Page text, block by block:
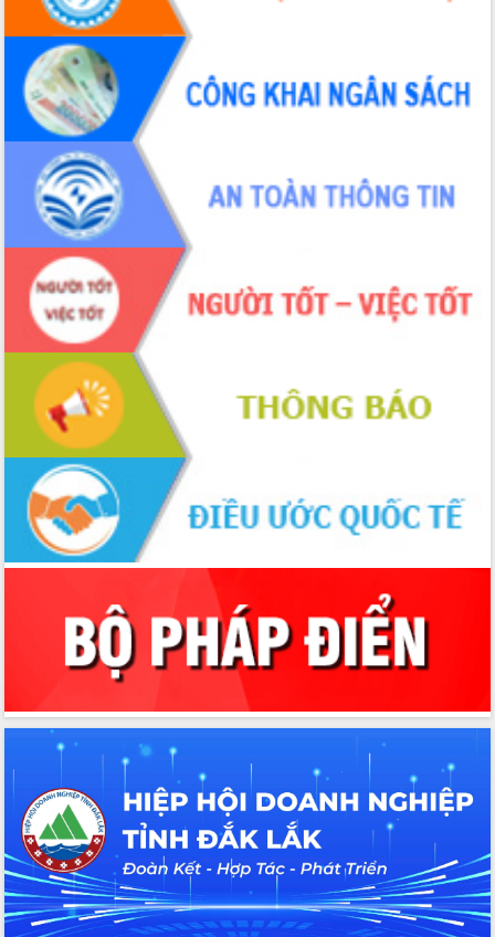
chuyển đổi số giai đoạn 2026 – 2030
với Tập đoàn Bưu chính Viễn thông
Việt Nam
Thứ trưởng Bộ Y tế làm việc với tỉnh
Đắk Lắk về phát triển nhân lực y tế
cho trạm y tế cấp xã
Du lịch Đắk Lắk nâng tầm trải nghiệm
du khách thông qua Hệ thống cơ sở dữ
liệu và Bản đồ số
Tập huấn ứng dụng trí tuệ nhân tạo (AI)
trong thương mại điện tử năm 2026
Đoàn đại biểu Quốc hội tỉnh Đắk Lắk
trao đổi thông tin trước Kỳ họp thứ
nhất, Quốc hội khóa XVI
Quyết liệt cải cách hành chính, khơi
thông nguồn lực phát triển
Nâng cao hiệu lực, hiệu quả HĐND
tỉnh thông qua hiện đại hóa hành chính
Xã Ea Phê gắn cải cách hành chính với
chuyển đổi số
Phó Chủ tịch Thường trực UBND tỉnh
Hồ Thị Nguyên Thảo làm việc tại Trung
tâm Phục vụ hành chính công xã Ea
Phê
hành cùng nông dân dân, doanh nghiệp
Giai đoạn 2026-2030, Đắk Lắk phấn
đấu có 77% xã đạt chuẩn nông thôn
Chuyển đổi số 'mở đường' cho nông
nghiệp Đắk Lắk tăng trưởng bứt phá
Triển khai đồng bộ đo đạc, lập hồ sơ
địa chính, hoàn thiện cơ sở dữ liệu đất
đai
Ứng dụng sinh trắc học - Bước tiến
trong hành trình chuyển đổi số tại Đắk
Lắk
Đắk Lắk nâng cao hiệu quả công tác
Đảng từ Sổ tay đảng viên điện tử